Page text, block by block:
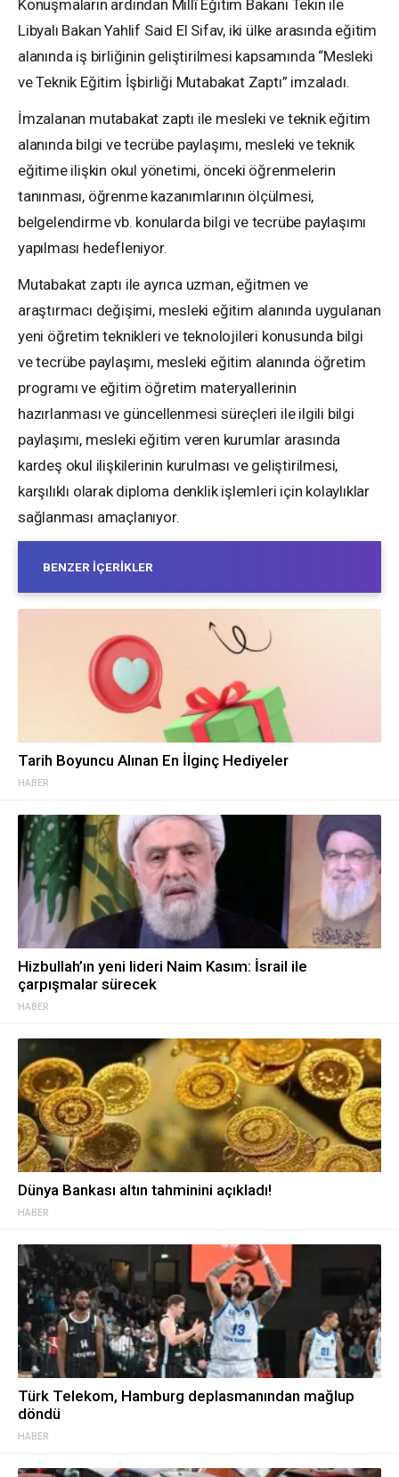
Konuşmaların ardından Millî Eğitim Bakanı Tekin ile
Libyalı Bakan Yahlif Said El Sifav, iki ülke arasında eğitim
alanında iş birliğinin geliştirilmesi kapsamında “Mesleki
ve Teknik Eğitim İşbirliği Mutabakat Zaptı” imzaladı.
İmzalanan mutabakat zaptı ile mesleki ve teknik eğitim
alanında bilgi ve tecrübe paylaşımı, mesleki ve teknik
eğitime ilişkin okul yönetimi, önceki öğrenmelerin
tanınması, öğrenme kazanımlarının ölçülmesi,
belgelendirme vb. konularda bilgi ve tecrübe paylaşımı
yapılması hedefleniyor.
Mutabakat zaptı ile ayrıca uzman, eğitmen ve
araştırmacı değişimi, mesleki eğitim alanında uygulanan
yeni öğretim teknikleri ve teknolojileri konusunda bilgi
ve tecrübe paylaşımı, mesleki eğitim alanında öğretim
programı ve eğitim öğretim materyallerinin
hazırlanması ve güncellenmesi süreçleri ile ilgili bilgi
paylaşımı, mesleki eğitim veren kurumlar arasında
kardeş okul ilişkilerinin kurulması ve geliştirilmesi,
karşılıklı olarak diploma denklik işlemleri için kolaylıklar
sağlanması amaçlanıyor.
BENZER İÇERIKLER
HABER
Tarih Boyuncu Alınan En İlginç Hediyeler
HABER
Hizbullah’ın yeni lideri Naim Kasım: İsrail ile
çarpışmalar sürecek
HABER
Dünya Bankası altın tahminini açıkladı!
HABER
Türk Telekom, Hamburg deplasmanından mağlup
döndü